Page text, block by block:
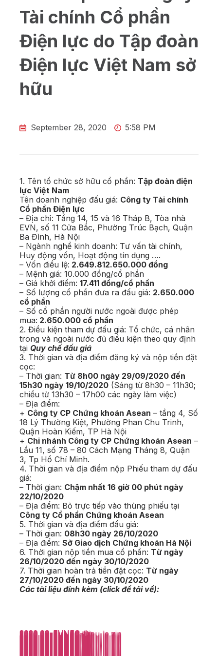
Tài chính Cổ phần
Điện lực do Tập đoàn
Điện lực Việt Nam sở
hữu
September 28, 2020 5:58 PM
1. Tên tổ chức sở hữu cổ phần: Tập đoàn điện
lực Việt Nam
Tên doanh nghiệp đấu giá: Công ty Tài chính
Cổ phần Điện lực
– Địa chỉ: Tầng 14, 15 và 16 Tháp B, Tòa nhà
EVN, số 11 Cửa Bắc, Phường Trúc Bạch, Quận
Ba Đình, Hà Nội
– Ngành nghề kinh doanh: Tư vấn tài chính,
Huy động vốn, Hoạt động tín dụng ….
– Vốn điều lệ: 2.649.812.650.000 đồng
– Mệnh giá: 10.000 đồng/cổ phần
– Giá khởi điểm: 17.411 đồng/cổ phần
– Số lượng cổ phần đưa ra đấu giá: 2.650.000
cổ phần
– Số cổ phần người nước ngoài được phép
mua: 2.650.000 cổ phần
2. Điều kiện tham dự đấu giá: Tổ chức, cá nhân
trong và ngoài nước đủ điều kiện theo quy định
tại Quy chế đấu giá
3. Thời gian và địa điểm đăng ký và nộp tiền đặt
cọc:
– Thời gian: Từ 8h00 ngày 29/09/2020 đến
15h30 ngày 19/10/2020 (Sáng từ 8h30 – 11h30;
chiều từ 13h30 – 17h00 các ngày làm việc)
– Địa điểm:
+ Công ty CP Chứng khoán Asean – tầng 4, Số
18 Lý Thường Kiệt, Phường Phan Chu Trinh,
Quận Hoàn Kiếm, TP Hà Nội
+ Chi nhánh Công ty CP Chứng khoán Asean –
Lầu 11, số 78 – 80 Cách Mạng Tháng 8, Quận
3, Tp Hồ Chí Minh.
4. Thời gian và địa điểm nộp Phiếu tham dự đấu
giá:
– Thời gian: Chậm nhất 16 giờ 00 phút ngày
22/10/2020
– Địa điểm: Bỏ trực tiếp vào thùng phiếu tại
Công ty Cổ phần Chứng khoán Asean
5. Thời gian và địa điểm đấu giá:
– Thời gian: 08h30 ngày 26/10/2020
– Địa điểm: Sở Giao dịch Chứng khoán Hà Nội
6. Thời gian nộp tiền mua cổ phần: Từ ngày
26/10/2020 đến ngày 30/10/2020
7. Thời gian hoàn trả tiền đặt cọc: Từ ngày
27/10/2020 đến ngày 30/10/2020
Các tài liệu đính kèm (click để tải về):
2020.09-EVNFC.zip
2020.09-EVNFC-Dieu-le.zip
2020.09-EVNFC.zip
2020.09-EVNFC-Dieu-le.zip
2020.09-EVNFC.zip
2020.09-EVNFC-Dieu-le.zip
2020.09-EVNFC.zip
2020.09-EVNFC-Dieu-le.zip
2020.09-EVNFC.zip
2020.09-EVNFC-Dieu-le.zip
2020.09-EVNFC.zip
2020.09-EVNFC-Dieu-le.zip
2020.09-EVNFC.zip
2020.09-EVNFC-Dieu-le.zip
2020.09-EVNFC.zip
2020.09-EVNFC-Dieu-le.zip
2020.09-EVNFC.zip
2020.09-EVNFC-Dieu-le.zip
2020.09-EVNFC.zip
2020.09-EVNFC-Dieu-le.zip
2020.09-EVNFC.zip
2020.09-EVNFC-Dieu-le.zip
2020.09-EVNFC.zip
2020.09-EVNFC-Dieu-le.zip
2020.09-EVNFC.zip
2020.09-EVNFC-Dieu-le.zip
2020.09-EVNFC.zip
2020.09-EVNFC-Dieu-le.zip
2020.09-EVNFC.zip
2020.09-EVNFC-Dieu-le.zip
2020.09-EVNFC.zip
2020.09-EVNFC-Dieu-le.zip
2020.09-EVNFC.zip
2020.09-EVNFC-Dieu-le.zip
2020.09-EVNFC.zip
2020.09-EVNFC-Dieu-le.zip
2020.09-EVNFC.zip
2020.09-EVNFC-Dieu-le.zip
2020.09-EVNFC.zip
2020.09-EVNFC-Dieu-le.zip
2020.09-EVNFC.zip
2020.09-EVNFC-Dieu-le.zip
2020.09-EVNFC.zip